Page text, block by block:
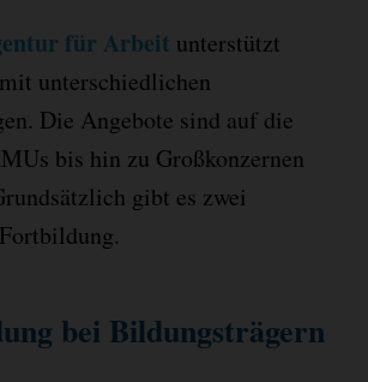
für Arbeit unterstützt
unterschiedlichen
Die Angebote sind auf die
bis hin zu Großkonzernen
gibt es zwei
bei Bildungsträgern